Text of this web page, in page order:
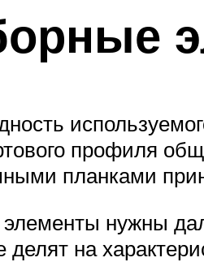
профиля
планками
нужны
делят на